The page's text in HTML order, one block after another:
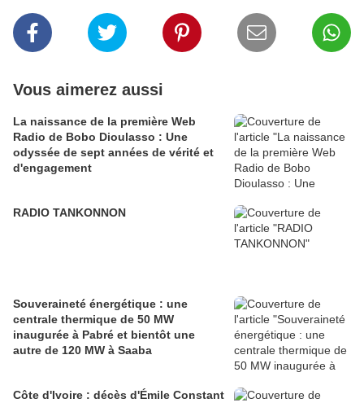
Vous aimerez aussi
La naissance de la première Web
Radio de Bobo Dioulasso : Une
odyssée de sept années de vérité et
d'engagement
RADIO TANKONNON
Souveraineté énergétique : une
centrale thermique de 50 MW
inaugurée à Pabré et bientôt une
autre de 120 MW à Saaba
Côte d'Ivoire : décès d'Émile Constant